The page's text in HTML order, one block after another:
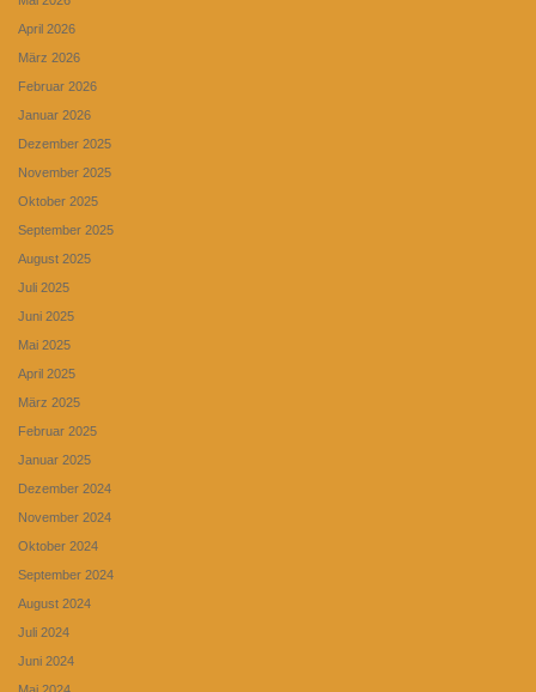
April 2026
März 2026
Februar 2026
Januar 2026
Dezember 2025
November 2025
Oktober 2025
September 2025
August 2025
Juli 2025
Juni 2025
Mai 2025
April 2025
März 2025
Februar 2025
Januar 2025
Dezember 2024
November 2024
Oktober 2024
September 2024
August 2024
Juli 2024
Juni 2024